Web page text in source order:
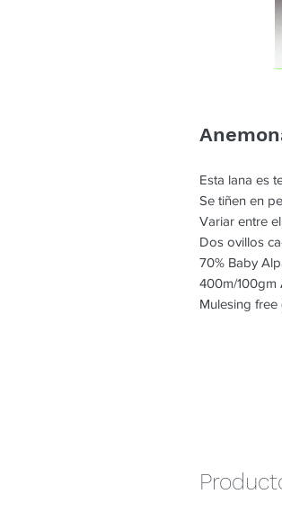
Esta lana es
Se tiñen en
Variar entre
Dos ovillos
70% Baby
400m/100gm
Mulesing